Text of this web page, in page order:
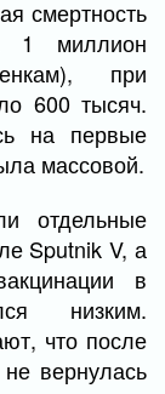
смертность
1 миллион
при
600 тысяч.
на первые
массовой.
отдельные
Sputnik V, а
в
низким.
что после
вернулась